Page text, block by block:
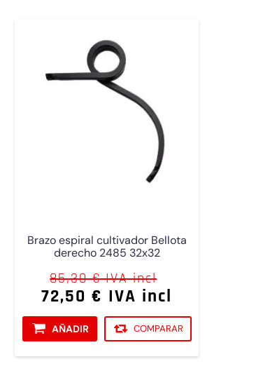
Brazo espiral cultivador Bellota
derecho 2485 32x32
85,30 € IVA incl
72,50 € IVA incl
AÑADIR COMPARAR